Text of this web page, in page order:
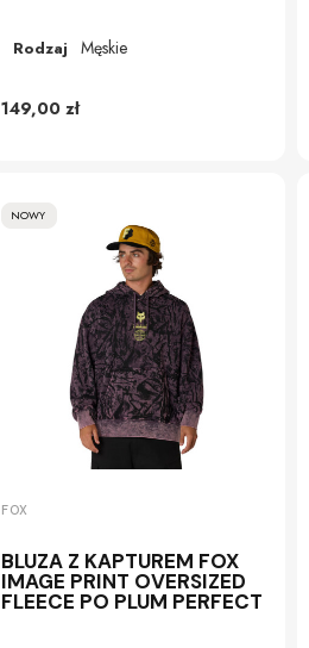
Rodzaj Męskie
149,00 zł
FOX
BLUZA Z KAPTUREM FOX
IMAGE PRINT OVERSIZED
FLEECE PO PLUM PERFECT
NOWY